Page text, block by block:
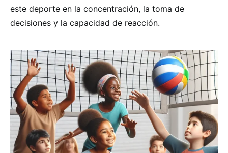
este deporte en la concentración, la toma de
decisiones y la capacidad de reacción.